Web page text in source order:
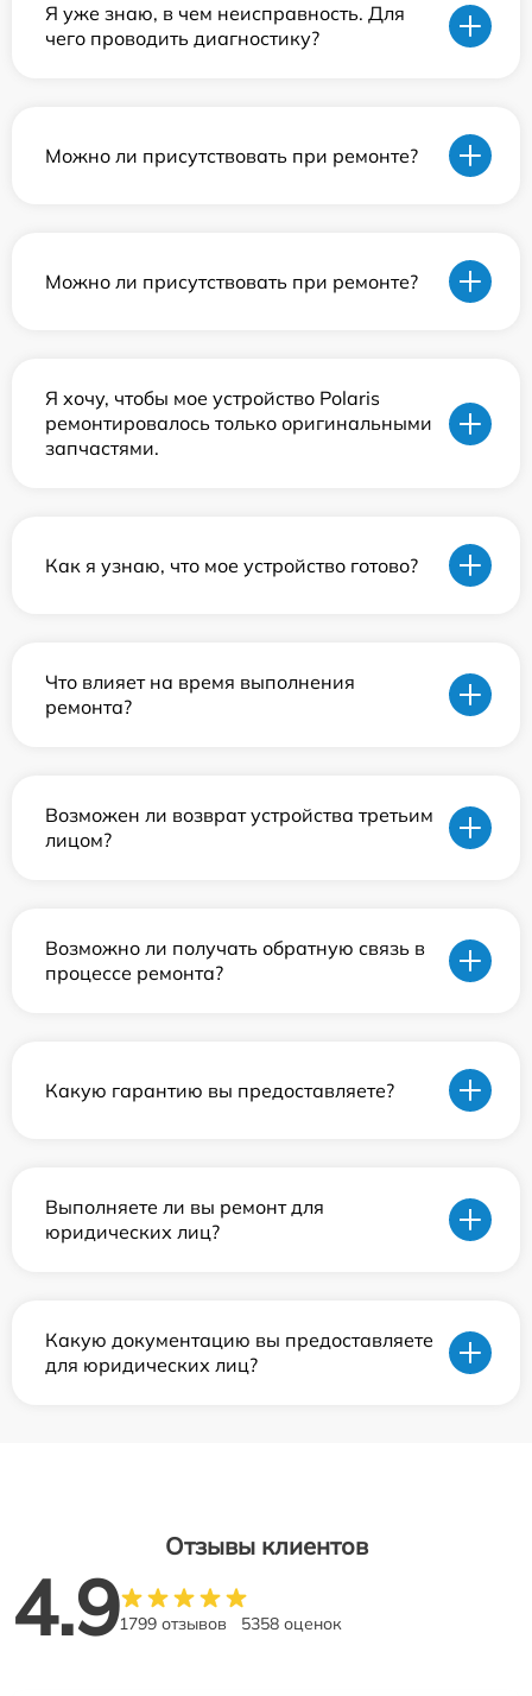
Я уже знаю, в чем неисправность. Для
чего проводить диагностику?
Можно ли присутствовать при ремонте?
Можно ли присутствовать при ремонте?
Я хочу, чтобы мое устройство Polaris
ремонтировалось только оригинальными
запчастями.
Как я узнаю, что мое устройство готово?
Что влияет на время выполнения
ремонта?
Возможен ли возврат устройства третьим
лицом?
Возможно ли получать обратную связь в
процессе ремонта?
Какую гарантию вы предоставляете?
Выполняете ли вы ремонт для
юридических лиц?
Какую документацию вы предоставляете
для юридических лиц?
Отзывы клиентов
4.91799 отзывов 5358 оценок